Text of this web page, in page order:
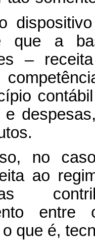
que a
–
e
no
ao
que é,